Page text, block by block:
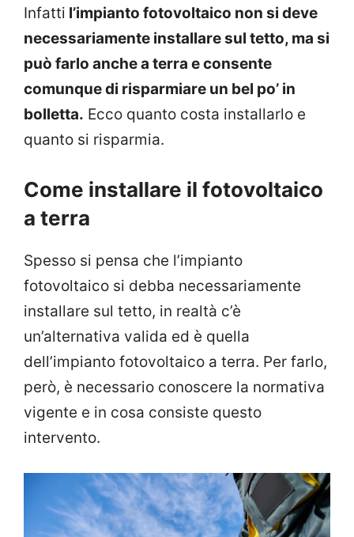
Infatti l’impianto fotovoltaico non si deve
necessariamente installare sul tetto, ma si
può farlo anche a terra e consente
comunque di risparmiare un bel po’ in
bolletta. Ecco quanto costa installarlo e
quanto si risparmia.
Come installare il fotovoltaico
a terra
Spesso si pensa che l’impianto
fotovoltaico si debba necessariamente
installare sul tetto, in realtà c’è
un’alternativa valida ed è quella
dell’impianto fotovoltaico a terra. Per farlo,
però, è necessario conoscere la normativa
vigente e in cosa consiste questo
intervento.